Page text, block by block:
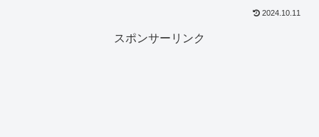
2024.10.11
スポンサーリンク